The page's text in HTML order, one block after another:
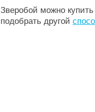
Зверобой можно
подобрать другой